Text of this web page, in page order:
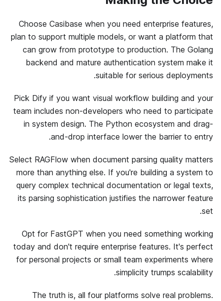
Choose Casibase when you need enterprise features,
plan to support multiple models, or want a platform that
can grow from prototype to production. The Golang
backend and mature authentication system make it
suitable for serious deployments.
Pick Dify if you want visual workflow building and your
team includes non-developers who need to participate
in system design. The Python ecosystem and drag-
and-drop interface lower the barrier to entry.
Select RAGFlow when document parsing quality matters
more than anything else. If you're building a system to
query complex technical documentation or legal texts,
its parsing sophistication justifies the narrower feature
set.
Opt for FastGPT when you need something working
today and don't require enterprise features. It's perfect
for personal projects or small team experiments where
simplicity trumps scalability.
The truth is, all four platforms solve real problems.